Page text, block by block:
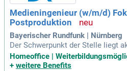
sichern den Erfolg. Das ideale
s Hochschulstudium sowie erste
ellen Prozess- oder
h Glas oder
Medieningenieur (w/m/d)
Postproduktion
Bayerischer Rundfunk | Nürnberg
Der Schwerpunkt der Stelle liegt
nd gestalterischen Konzeption
Produktionsmitteln überwiegend
Homeoffice |
+ weitere Benefits